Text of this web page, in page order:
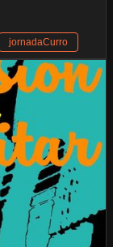
jornadaCurro